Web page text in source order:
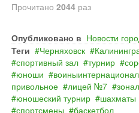
Прочитано 2044 раз
Опубликовано в Новости
Теги
Черняховск
спортивный зал
турнир
юноши
привольное
лицей №7
юношеский турнир
шахматы
спортсмены
баскетбол